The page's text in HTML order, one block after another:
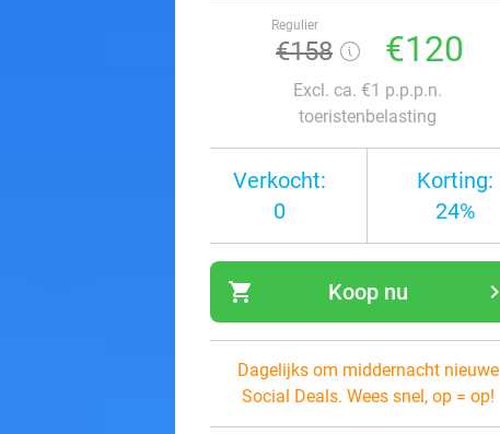
Regulier
€158 €120
Excl. ca. €1 p.p.p.n.
toeristenbelasting
Verkocht:
0
Korting:
24%
shopping_cart navigate_next
Koop nu
Dagelijks om middernacht nieuwe
Social Deals. Wees snel, op = op!